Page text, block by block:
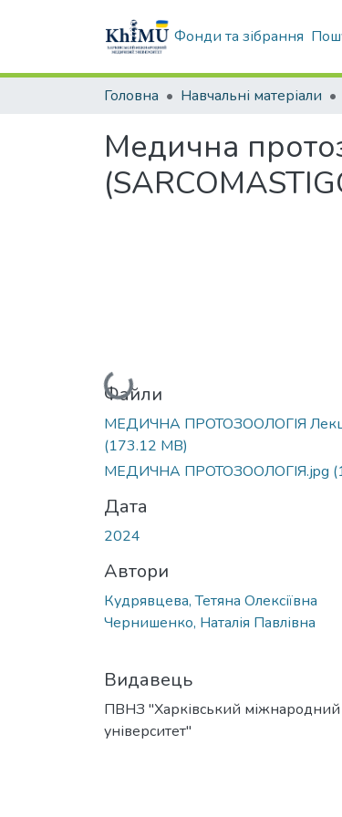
Фонди та зібрання
Головна Навчальні матеріали
Медична
Вантажиться...
Файли
МЕДИЧНА ПРОТОЗООЛОГІЯ
(173.12 MB)
МЕДИЧНА ПРОТОЗООЛОГІЯ.jpg
Дата
2024
Автори
Кудрявцева, Тетяна Олексіївна
Чернишенко, Наталія Павлівна
Видавець
ПВНЗ "Харківський
університет"